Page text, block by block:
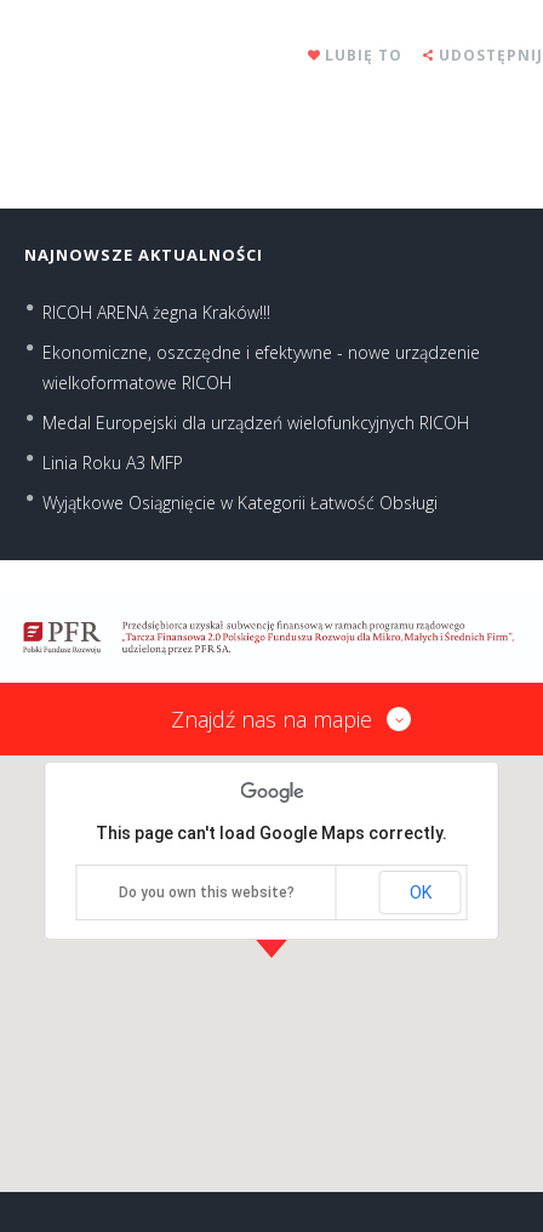
LUBIĘ TO UDOSTĘPNIJ
NAJNOWSZE AKTUALNOŚCI
RICOH ARENA żegna Kraków!!!
Ekonomiczne, oszczędne i efektywne - nowe urządzenie
wielkoformatowe RICOH
Medal Europejski dla urządzeń wielofunkcyjnych RICOH
Linia Roku A3 MFP
Wyjątkowe Osiągnięcie w Kategorii Łatwość Obsługi
Znajdź nas na mapie
This page can't load Google Maps correctly.
Do you own this website? OK